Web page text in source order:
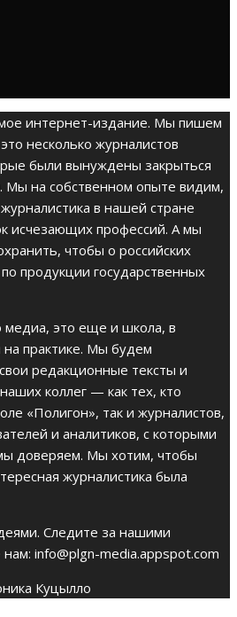
интернет-издание. Мы пишем
несколько журналистов
были вынуждены закрыться
Мы на собственном опыте видим,
в нашей стране
исчезающих профессий. А мы
чтобы о российских
продукции государственных
это еще и школа, в
практике. Мы будем
редакционные тексты и
коллег — как тех, кто
«Полигон», так и журналистов,
и аналитиков, с которыми
доверяем. Мы хотим, чтобы
журналистика была
Следите за нашими
info@plgn-media.appspot.com
Куцылло